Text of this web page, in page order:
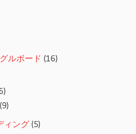
ルボード (16)
(9)
ィング(5)